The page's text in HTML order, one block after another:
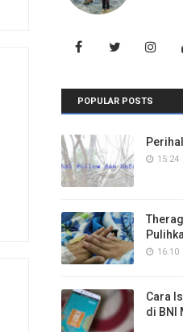
POPULAR POSTS
15:24
16:10
Cara
di BNI